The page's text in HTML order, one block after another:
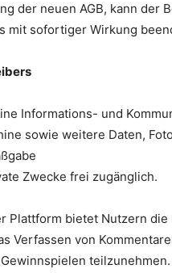
der neuen AGB, kann
mit sofortiger Wirkung
Informations- und
sowie weitere Daten,
Zwecke frei zugänglich.
Plattform bietet Nutzern
Verfassen von